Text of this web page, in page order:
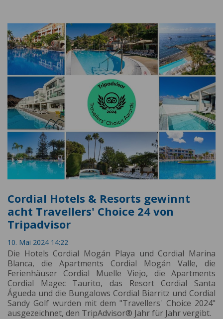
Cordial Hotels & Resorts gewinnt
acht Travellers' Choice 24 von
Tripadvisor
10. Mai 2024 14:22
Die Hotels Cordial Mogán Playa und Cordial Marina
Blanca, die Apartments Cordial Mogán Valle, die
Ferienhäuser Cordial Muelle Viejo, die Apartments
Cordial Magec Taurito, das Resort Cordial Santa
Águeda und die Bungalows Cordial Biarritz und Cordial
Sandy Golf wurden mit dem "Travellers' Choice 2024"
ausgezeichnet, den TripAdvisor® Jahr für Jahr vergibt.